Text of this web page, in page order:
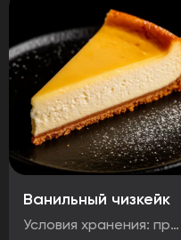
Ванильный чизкейк
Условия хранения: при температуре от минус -18°C до 0°C Срок годности: 48 часов Т.У 10.71. 11-001-48751922-2017 Рукомендуется употребить сразу после вскрытия упаковки Без ГМО